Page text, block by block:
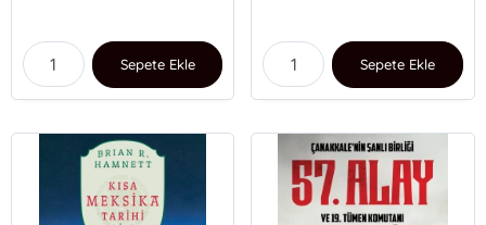
Sepete Ekle Sepete Ekle